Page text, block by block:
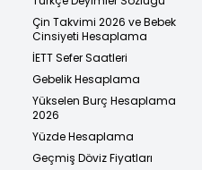
Çin Takvimi 2026 ve Bebek
Cinsiyeti Hesaplama
İETT Sefer Saatleri
Gebelik Hesaplama
Yükselen Burç Hesaplama
2026
Yüzde Hesaplama
Geçmiş Döviz Fiyatları